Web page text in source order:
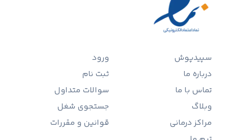
سپیدپوش
درباره ما
تماس با ما
وبلاگ
مراکز درمانی
ورود
ثبت نام
سوالات متداول
جستجوی شغل
قوانین و مقررات